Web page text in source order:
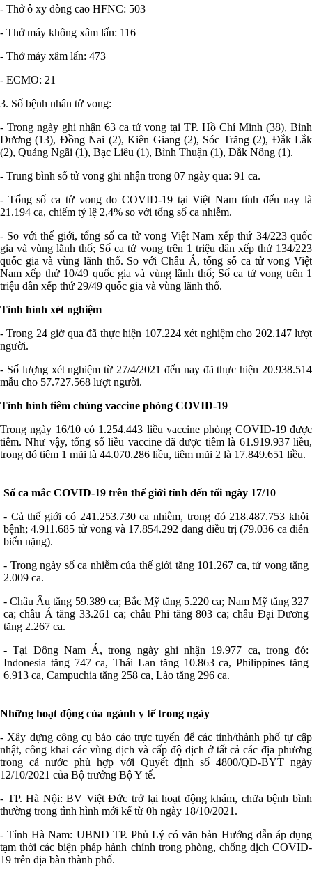
- Thở ô xy dòng cao HFNC: 503
- Thở máy không xâm lấn: 116
- Thở máy xâm lấn: 473
- ECMO: 21
3. Số bệnh nhân tử vong:
- Trong ngày ghi nhận 63 ca tử vong tại TP. Hồ Chí Minh (38), Bình
Dương (13), Đồng Nai (2), Kiên Giang (2), Sóc Trăng (2), Đắk Lắk
(2), Quảng Ngãi (1), Bạc Liêu (1), Bình Thuận (1), Đắk Nông (1).
- Trung bình số tử vong ghi nhận trong 07 ngày qua: 91 ca.
- Tổng số ca tử vong do COVID-19 tại Việt Nam tính đến nay là
21.194 ca, chiếm tỷ lệ 2,4% so với tổng số ca nhiễm.
- So với thế giới, tổng số ca tử vong Việt Nam xếp thứ 34/223 quốc
gia và vùng lãnh thổ; Số ca tử vong trên 1 triệu dân xếp thứ 134/223
quốc gia và vùng lãnh thổ. So với Châu Á, tổng số ca tử vong Việt
Nam xếp thứ 10/49 quốc gia và vùng lãnh thổ; Số ca tử vong trên 1
triệu dân xếp thứ 29/49 quốc gia và vùng lãnh thổ.
Tình hình xét nghiệm
- Trong 24 giờ qua đã thực hiện 107.224 xét nghiệm cho 202.147 lượt
người.
- Số lượng xét nghiệm từ 27/4/2021 đến nay đã thực hiện 20.938.514
mẫu cho 57.727.568 lượt người.
Tình hình tiêm chủng vaccine phòng COVID-19
Trong ngày 16/10 có 1.254.443 liều vaccine phòng COVID-19 được
tiêm. Như vậy, tổng số liều vaccine đã được tiêm là 61.919.937 liều,
trong đó tiêm 1 mũi là 44.070.286 liều, tiêm mũi 2 là 17.849.651 liều.
Số ca mắc COVID-19 trên thế giới tính đến tối ngày 17/10
- Cả thế giới có 241.253.730 ca nhiễm, trong đó 218.487.753 khỏi
bệnh; 4.911.685 tử vong và 17.854.292 đang điều trị (79.036 ca diễn
biến nặng).
- Trong ngày số ca nhiễm của thế giới tăng 101.267 ca, tử vong tăng
2.009 ca.
- Châu Âu tăng 59.389 ca; Bắc Mỹ tăng 5.220 ca; Nam Mỹ tăng 327
ca; châu Á tăng 33.261 ca; châu Phi tăng 803 ca; châu Đại Dương
tăng 2.267 ca.
- Tại Đông Nam Á, trong ngày ghi nhận 19.977 ca, trong đó:
Indonesia tăng 747 ca, Thái Lan tăng 10.863 ca, Philippines tăng
6.913 ca, Campuchia tăng 258 ca, Lào tăng 296 ca.
Những hoạt động của ngành y tế trong ngày
- Xây dựng công cụ báo cáo trực tuyến để các tỉnh/thành phố tự cập
nhật, công khai các vùng dịch và cấp độ dịch ở tất cả các địa phương
trong cả nước phù hợp với Quyết định số 4800/QĐ-BYT ngày
12/10/2021 của Bộ trưởng Bộ Y tế.
- TP. Hà Nội: BV Việt Đức trở lại hoạt động khám, chữa bệnh bình
thường trong tình hình mới kể từ 0h ngày 18/10/2021.
- Tỉnh Hà Nam: UBND TP. Phủ Lý có văn bản Hướng dẫn áp dụng
tạm thời các biện pháp hành chính trong phòng, chống dịch COVID-
19 trên địa bàn thành phố.